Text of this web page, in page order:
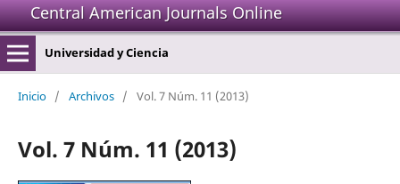
Central American Journals Online
Universidad y Ciencia
Inicio / Archivos / Vol. 7 Núm. 11 (2013)
Vol. 7 Núm. 11 (2013)